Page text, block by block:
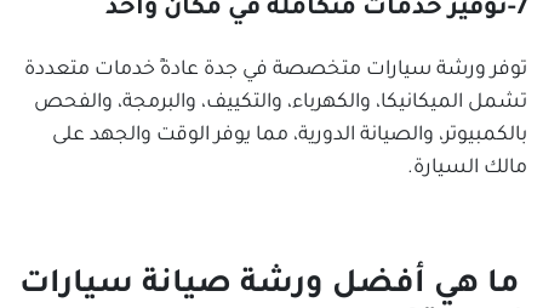
7-توفير خدمات متكاملة في مكان واحد
توفر ورشة سيارات متخصصة في جدة عادةً خدمات متعددة
تشمل الميكانيكا، والكهرباء، والتكييف، والبرمجة، والفحص
بالكمبيوتر، والصيانة الدورية، مما يوفر الوقت والجهد على
مالك السيارة.
ما هي أفضل ورشة صيانة سيارات